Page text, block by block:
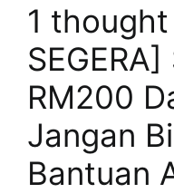
1 thought
RM200
Jangan
Bantuan